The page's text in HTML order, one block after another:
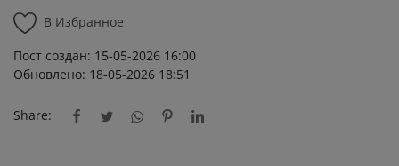
В Избранное
Пост создан: 15-05-2026 16:00
Обновлено: 18-05-2026 18:51
Share: